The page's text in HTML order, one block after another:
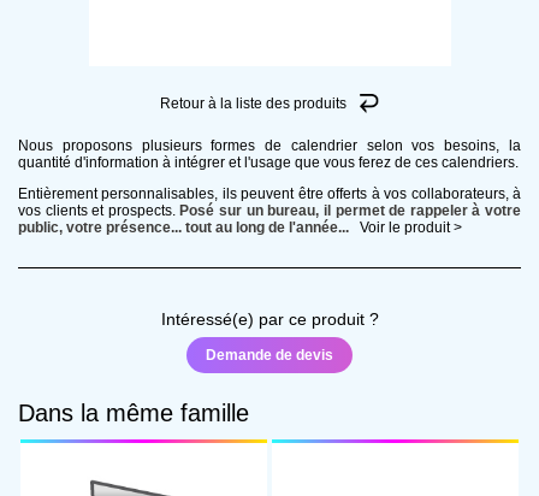
Date de livraison souhaitée
Retour à la liste des produits
Nous proposons plusieurs formes de calendrier selon vos besoins, la
quantité d'information à intégrer et l'usage que vous ferez de ces calendriers.
Entièrement personnalisables, ils peuvent être offerts à vos collaborateurs, à
vos clients et prospects. Posé sur un bureau, il permet de rappeler à votre
public, votre présence... tout au long de l'année... Voir le produit >
Intéressé(e) par ce produit ?
Demande de devis
Dans la même famille